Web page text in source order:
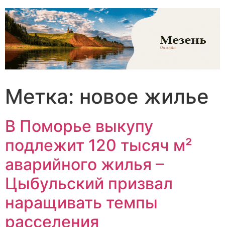
Перейти
содержимому
Метка: новое жилье
В Поморье выкупу
подлежит 120 тысяч м²
аварийного жилья –
Цыбульский призвал
наращивать темпы
расселения